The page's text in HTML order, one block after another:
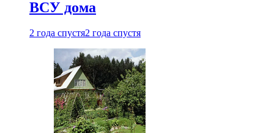
ВСУ дома
2 года спустя2 года спустя